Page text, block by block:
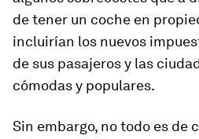
de tener un coche en
incluirían los nuevos
de sus pasajeros y las
cómodas y populares.
Sin embargo, no todo es de